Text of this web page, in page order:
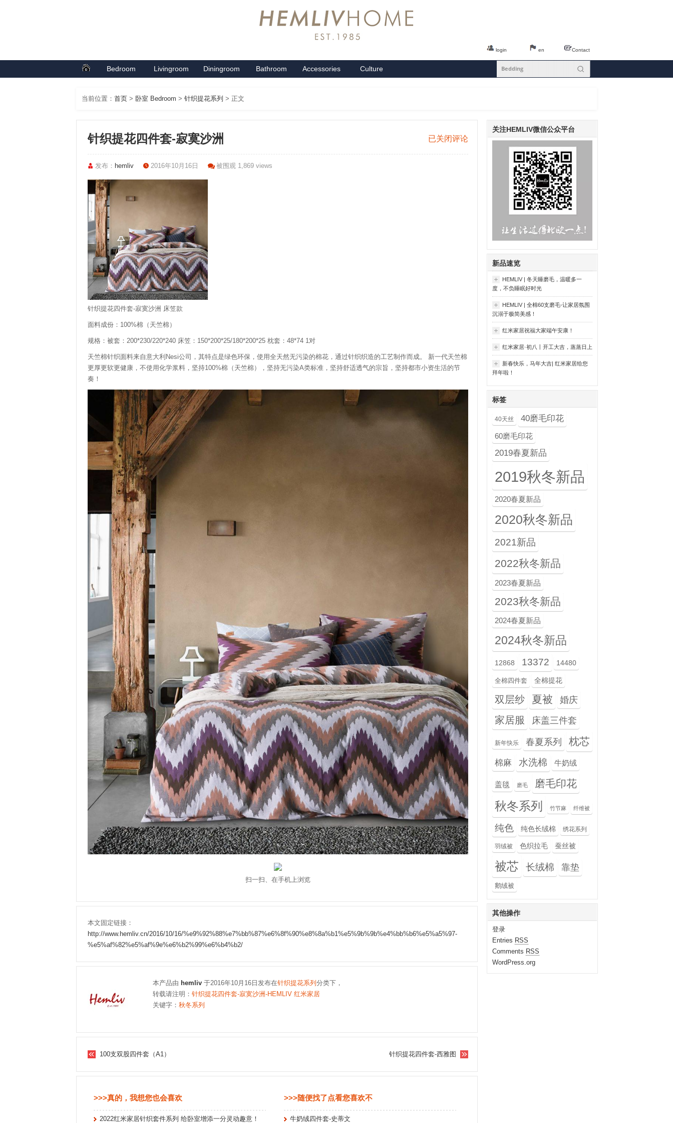
Contact
en
login
Bedroom Livingroom Diningroom Bathroom Accessories Culture
当前位置： 首页 > 卧室 Bedroom > 针织提花系列 > 正文
针
织
已关闭评论
针织提花四件套-寂寞沙洲
发布： hemliv 2016年10月16日 被围观 1,869 views
针织提花四件套-寂寞沙洲 床笠款
面料成份：100%棉（天竺棉）
规格：被套：200*230/220*240 床笠：150*200*25/180*200*25 枕套：48*74 1对
天竺棉针织面料来自意大利Nesi公司，其特点是绿色环保，使用全天然无污染的棉花，通过针织织造的工艺制作而成。 新一代天竺棉
更厚更软更健康，不使用化学浆料，坚持100%棉（天竺棉），坚持无污染A类标准，坚持舒适透气的宗旨，坚持都市小资生活的节
奏！
扫一扫、在手机上浏览
本文固定链接：
http://www.hemliv.cn/2016/10/16/%e9%92%88%e7%bb%87%e6%8f%90%e8%8a%b1%e5%9b%9b%e4%bb%b6%e5%a5%97-
%e5%af%82%e5%af%9e%e6%b2%99%e6%b4%b2/
本产品由 hemliv 于2016年10月16日发布在针织提花系列 分类下，
转载请注明： 针织提花四件套-寂寞沙洲-HEMLIV 红米家居
关键字： 秋冬系列
100支双股四件套（A1） 针织提花四件套-西雅图
>>>真的，我想您也会喜欢
2022红米家居针织套件系列 给卧室增添一分灵动趣意！
>>>随便找了点看您喜欢不
牛奶绒四件套-史蒂文
关注HEMLIV微信公众平台
新品速览
HEMLIV | 冬天睡磨毛，温暖多一
度，不负睡眠好时光
HEMLIV | 全棉60支磨毛-让家居氛围
沉溺于极简美感！
红米家居祝福大家端午安康！
红米家居·初八丨开工大吉，蒸蒸日上
新春快乐，马年大吉| 红米家居给您
拜年啦！
标签
40天丝 40磨毛印花
60磨毛印花
2019春夏新品
2019秋冬新品
2020春夏新品
2020秋冬新品
2021新品
2022秋冬新品
2023春夏新品
2023秋冬新品
2024春夏新品
2024秋冬新品
12868 13372 14480
全棉四件套 全棉提花
双层纱 夏被 婚庆
家居服 床盖三件套
新年快乐 春夏系列 枕芯
棉麻 水洗棉 牛奶绒
盖毯 磨毛 磨毛印花
秋冬系列 竹节麻 纤维被
纯色 纯色长绒棉 绣花系列
羽绒被 色织拉毛 蚕丝被
被芯 长绒棉 靠垫
鹅绒被
其他操作
登录
Entries RSS
Comments RSS
WordPress.org